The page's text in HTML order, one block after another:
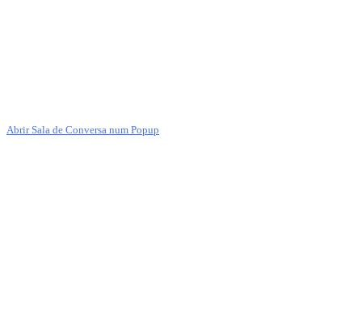
Abrir Sala de Conversa num Popup